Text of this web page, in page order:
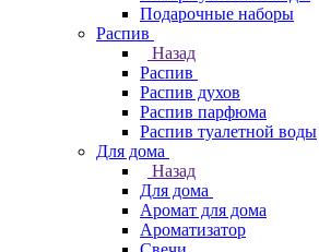
Подарочные наборы
Распив
Назад
Распив
Распив духов
Распив парфюма
Распив туалетной воды
Для дома
Назад
Для дома
Аромат для дома
Ароматизатор